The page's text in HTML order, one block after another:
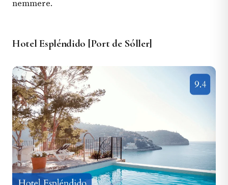
nemmere.
Hotel Espléndido [Port de Sóller]